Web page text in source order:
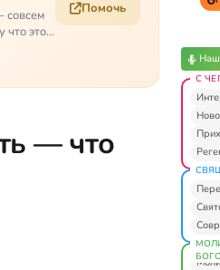
совсем
что это
Помочь
— что
Наш
С